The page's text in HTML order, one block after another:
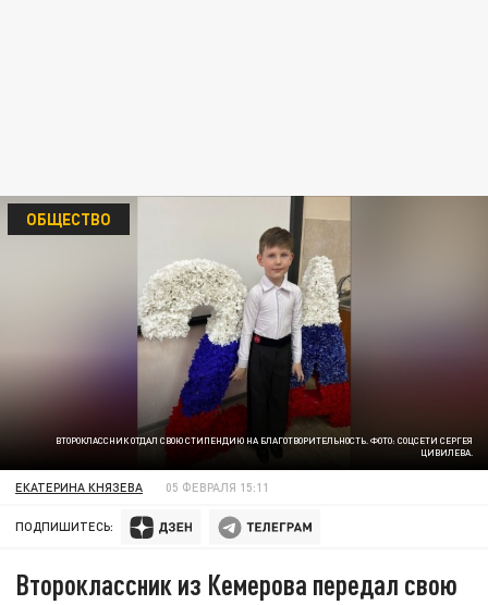
ВТОРОКЛАССНИК ОТДАЛ СВОЮ СТИПЕНДИЮ НА БЛАГОТВОРИТЕЛЬНОСТЬ. ФОТО: СОЦСЕТИ СЕРГЕЯ
ЦИВИЛЕВА.
ОБЩЕСТВО
ЕКАТЕРИНА КНЯЗЕВА 05 ФЕВРАЛЯ 15:11
ПОДПИШИТЕСЬ:
Второклассник из Кемерова передал свою